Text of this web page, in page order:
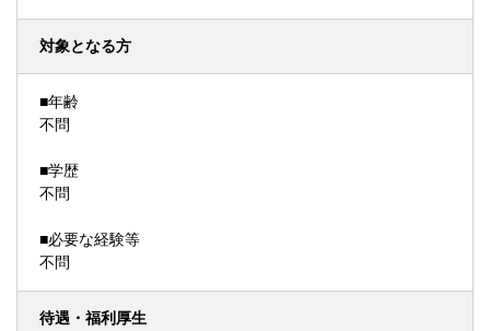
対象となる方
■年齢
不問
■学歴
不問
■必要な経験等
不問
待遇・福利厚生